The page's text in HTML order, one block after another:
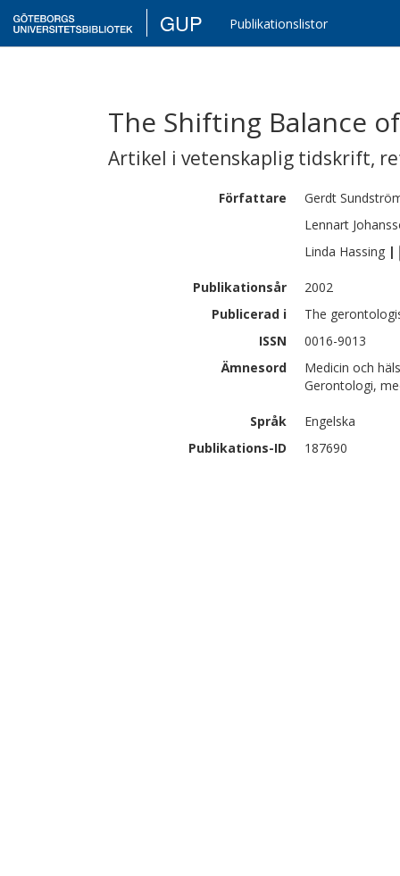
GUP Publikationslistor
The Shifting Balance
Artikel i vetenskaplig tidskrift,
Författare Gerdt
Lennart
Linda Hassing |
Publikationsår
2002
Publicerad i
The
ISSN
0016-9013
Ämnesord
Medicin och
Gerontologi,
Språk
Engelska
Publikations-ID
187690